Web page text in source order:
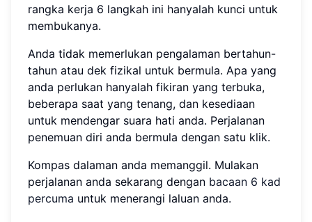
rangka kerja 6 langkah ini hanyalah kunci untuk
membukanya.
Anda tidak memerlukan pengalaman bertahun-
tahun atau dek fizikal untuk bermula. Apa yang
anda perlukan hanyalah fikiran yang terbuka,
beberapa saat yang tenang, dan kesediaan
untuk mendengar suara hati anda. Perjalanan
penemuan diri anda bermula dengan satu klik.
Kompas dalaman anda memanggil. Mulakan
perjalanan anda sekarang dengan bacaan 6 kad
percuma untuk menerangi laluan anda.